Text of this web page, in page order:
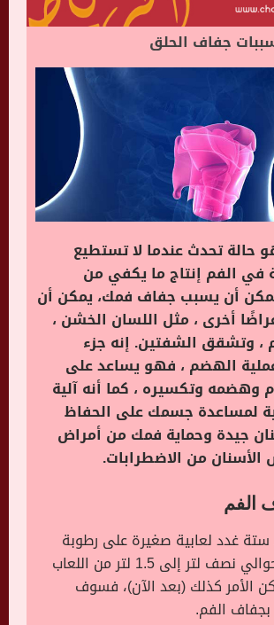
جفاف الحلق
حالة تحدث عندما لا تستطيع
في الفم إنتاج ما يكفي من
أن يسبب جفاف فمك، يمكن أن
أخرى ، مثل اللسان الخشن ،
، وتشقق الشفتين. إنه جزء
الهضم ، فهو يساعد على
وهضمه وتكسيره ، كما أنه آلية
لمساعدة جسمك على الحفاظ
جيدة وحماية فمك من أمراض
من الاضطرابات.
الفم
غدد لعابية صغيرة على رطوبة
تجويف الفم بحوالي نصف لتر إلى 1.5 لتر من اللعاب
الأمر كذلك (بعد الآن)، فسوف
الفم.